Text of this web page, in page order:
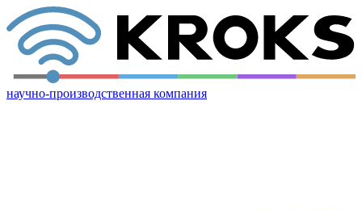
научно-производственная компания